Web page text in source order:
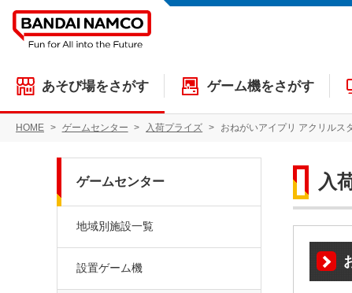
あそび場をさがす ゲーム機をさがす
HOME ゲームセンター 入荷プライズ おねがいアイプリ アクリルス
入
ゲームセンター
地域別施設一覧
設置ゲーム機